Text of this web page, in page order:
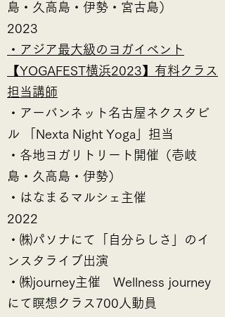
島・久高島・伊勢・宮古島）
2023
・アジア最大級のヨガイベント
【YOGAFEST横浜2023】有料クラス
担当講師
・アーバンネット名古屋ネクスタビ
ル 「Nexta Night Yoga」担当
・各地ヨガリトリート開催 （壱岐
島・久高島・伊勢）
・はなまるマルシェ主催
2022
・㈱パソナにて「自分らしさ」のイ
ンスタライブ出演
・㈱journey主催 Wellness journey
にて瞑想クラス700人動員